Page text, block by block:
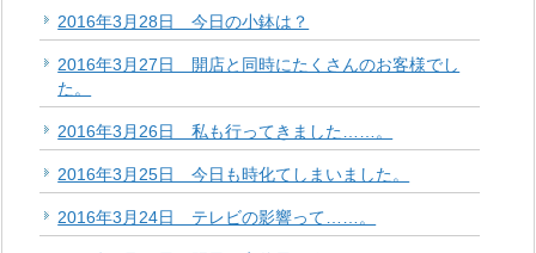
2016年3月28日 今日の小鉢は？
2016年3月27日 開店と同時にたくさんのお客様でし
た。
2016年3月26日 私も行ってきました……。
2016年3月25日 今日も時化てしまいました。
2016年3月24日 テレビの影響って……。